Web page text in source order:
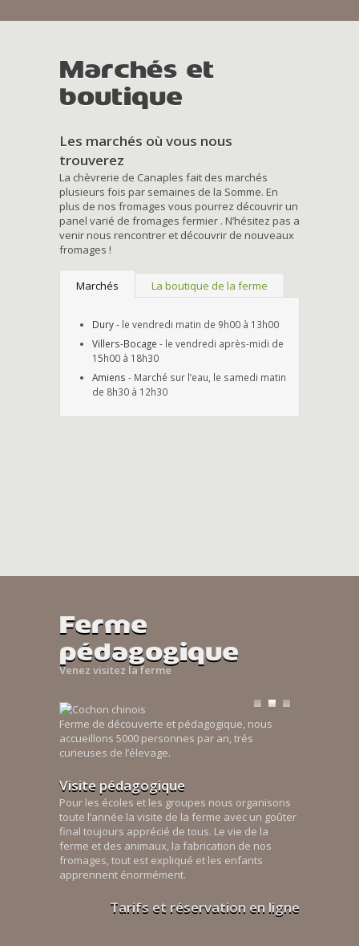
Marchés et
boutique
Les marchés où vous nous
trouverez
La chèvrerie de Canaples fait des marchés
plusieurs fois par semaines de la Somme. En
plus de nos fromages vous pourrez découvrir un
panel varié de fromages fermier . N’hésitez pas a
venir nous rencontrer et découvrir de nouveaux
fromages !
Marchés La boutique de la ferme
Dury- le vendredi matin de 9h00 à 13h00
Villers-Bocage - le vendredi après-midi de
15h00 à 18h30
Amiens - Marché sur l’eau, le samedi matin
de 8h30 à 12h30
Ferme
pédagogique
Venez visitez la ferme
Ferme de découverte et pédagogique, nous
accueillons 5000 personnes par an, trés
curieuses de l’élevage.
Visite pédagogique
Pour les écoles et les groupes nous organisons
toute l’année la visite de la ferme avec un goûter
final toujours apprécié de tous. Le vie de la
ferme et des animaux, la fabrication de nos
fromages, tout est expliqué et les enfants
apprennent énormément.
Tarifs et réservation en ligne